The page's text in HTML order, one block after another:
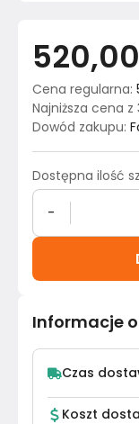
520,00
Cena regularna:
Najniższa cena
Dowód zakupu:
Dostępna ilość
-
Informacje
Czas
Koszt